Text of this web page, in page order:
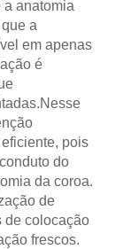
a anatomia
a
em apenas
é
Nesse
pois
do
da coroa.
de
de colocação
frescos.